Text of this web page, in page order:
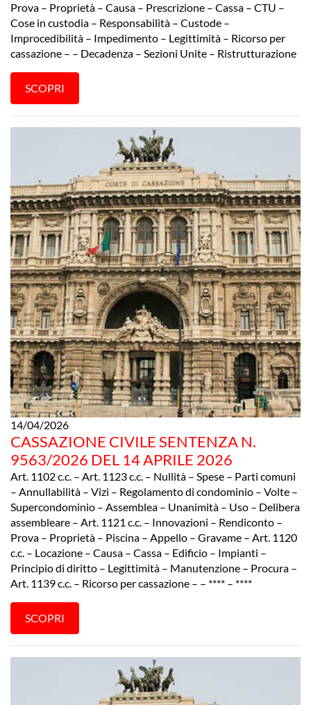
Prova – Proprietà – Causa – Prescrizione – Cassa – CTU –
Cose in custodia – Responsabilità – Custode –
Improcedibilità – Impedimento – Legittimità – Ricorso per
cassazione – – Decadenza – Sezioni Unite – Ristrutturazione
SCOPRI
14/04/2026
CASSAZIONE CIVILE SENTENZA N.
9563/2026 DEL 14 APRILE 2026
Art. 1102 c.c. – Art. 1123 c.c. – Nullità – Spese – Parti comuni
– Annullabilità – Vizi – Regolamento di condominio – Volte –
Supercondominio – Assemblea – Unanimità – Uso – Delibera
assembleare – Art. 1121 c.c. – Innovazioni – Rendiconto –
Prova – Proprietà – Piscina – Appello – Gravame – Art. 1120
c.c. – Locazione – Causa – Cassa – Edificio – Impianti –
Principio di diritto – Legittimità – Manutenzione – Procura –
Art. 1139 c.c. – Ricorso per cassazione – – **** – ****
SCOPRI